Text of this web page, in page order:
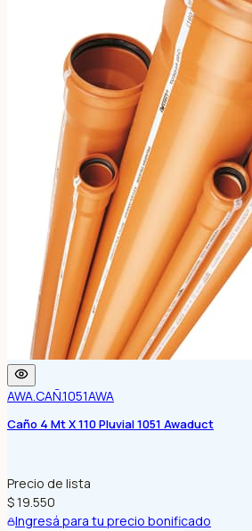
AWA.CAÑ.1051AWA
Caño 4 Mt X 110 Pluvial 1051 Awaduct
Precio de lista
$ 19.550
Ingresá para tu precio bonificado